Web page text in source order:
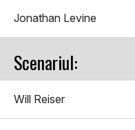
Jonathan Levine
Scenariul:
Will Reiser